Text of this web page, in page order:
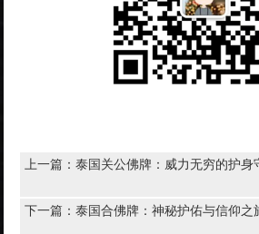
上一篇：泰国关公佛牌：威力无穷的护身
下一篇：泰国合佛牌：神秘护佑与信仰之